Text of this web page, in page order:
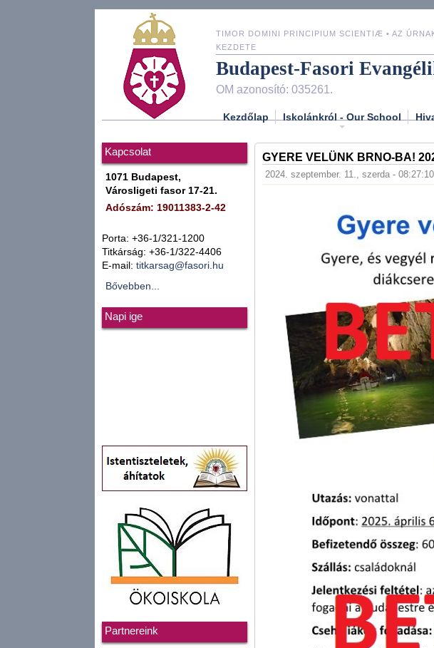
TIMOR DOMINI PRINCIPIUM SCIENTIÆ • AZ
KEZDETE
Budapest-Fasori
OM azonosító: 035261.
Kezdőlap Iskolánkról - Our School
Kapcsolat
1071 Budapest,
Városligeti fasor 17-21.
Adószám: 19011383-2-42
Porta: +36-1/321-1200
Titkárság: +36-1/322-4406
E-mail: titkarsag@fasori.hu
Bővebben...
Napi ige
Partnereink
GYERE VELÜNK BRNO-BA!
2024. szeptember. 11., szerda - 08:27:10